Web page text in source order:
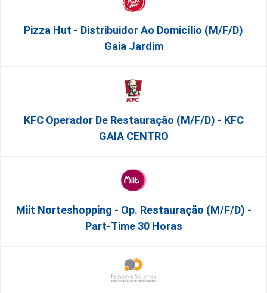
Pizza Hut - Distribuidor Ao Domicílio (m/f/d)
Gaia Jardim
KFC Operador De Restauração (m/f/d) - KFC
GAIA CENTRO
Miit Norteshopping - Op. Restauração (m/f/d) -
Part-Time 30 Horas